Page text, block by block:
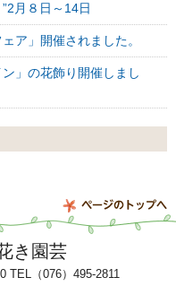
月８日～14日
ア」開催されました。
」の花飾り開催しまし
き園芸
TEL（076）495-2811